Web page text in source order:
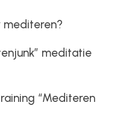
mediteren?
meditatie
“Mediteren